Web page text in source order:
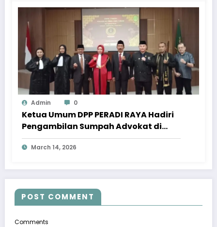
Admin 0
Ketua Umum DPP PERADI RAYA Hadiri
Pengambilan Sumpah Advokat di
Pengadilan Tinggi Jawa Tengah
March 14, 2026
POST COMMENT
Comments